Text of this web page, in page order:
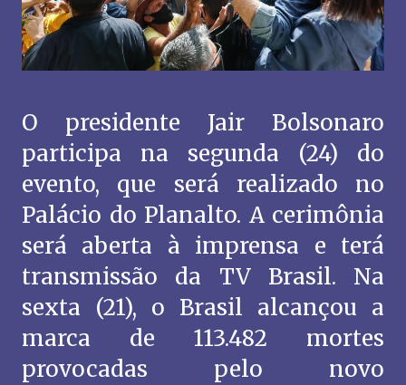
O presidente Jair Bolsonaro
participa na segunda (24) do
evento, que será realizado no
Palácio do Planalto. A cerimônia
será aberta à imprensa e terá
transmissão da TV Brasil. Na
sexta (21), o Brasil alcançou a
marca de 113.482 mortes
provocadas pelo novo